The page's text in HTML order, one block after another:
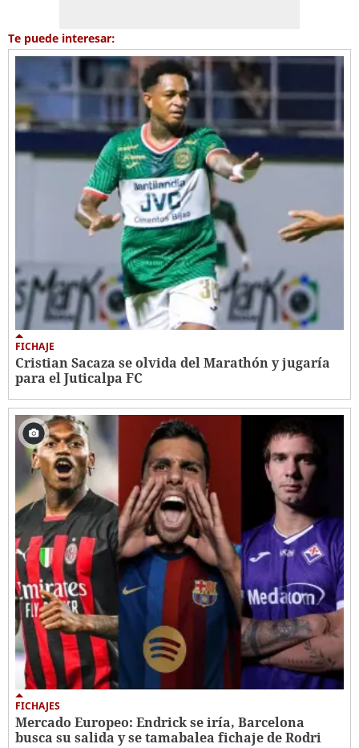
Te puede interesar:
FICHAJE
Cristian Sacaza se olvida del Marathón y jugaría
para el Juticalpa FC
FICHAJES
Mercado Europeo: Endrick se iría, Barcelona
busca su salida y se tamabalea fichaje de Rodri